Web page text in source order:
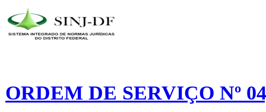
ORDEM DE SERVIÇO Nº